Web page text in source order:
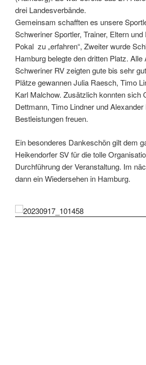
drei Landesverbände.
Gemeinsam schafften es unsere
Schweriner Sportler, Trainer, Eltern
Pokal zu „erfahren“, Zweiter wurde
Hamburg belegte den dritten Platz. Alle
Schweriner RV zeigten gute bis sehr
Plätze gewannen Julia Raesch, Timo
Karl Malchow. Zusätzlich konnten sich
Dettmann, Timo Lindner und
Bestleistungen freuen.
Ein besonderes Dankeschön gilt dem
Heikendorfer SV für die tolle
Durchführung der Veranstaltung. Im
dann ein Wiedersehen in Hamburg.